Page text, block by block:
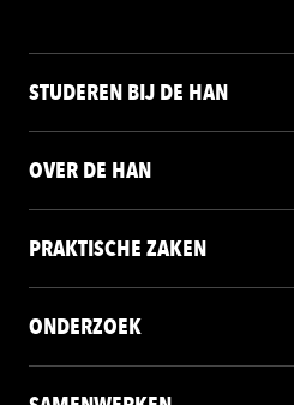
STUDEREN BIJ DE HAN
OVER DE HAN
PRAKTISCHE ZAKEN
ONDERZOEK